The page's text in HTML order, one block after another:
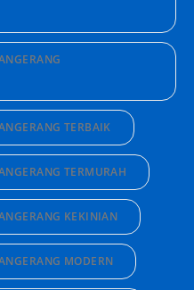
TERBAIK
TERMURAH
KEKINIAN
MODERN